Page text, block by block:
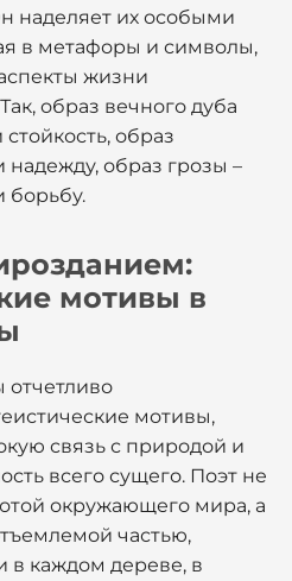
наделяет их особыми
в метафоры и символы,
жизни
образ вечного дуба
образ
надежду, образ грозы –
борьбу.
мотивы в
мотивы,
связь с природой и
всего сущего. Поэт не
окружающего мира, а
частью,
в каждом дереве, в